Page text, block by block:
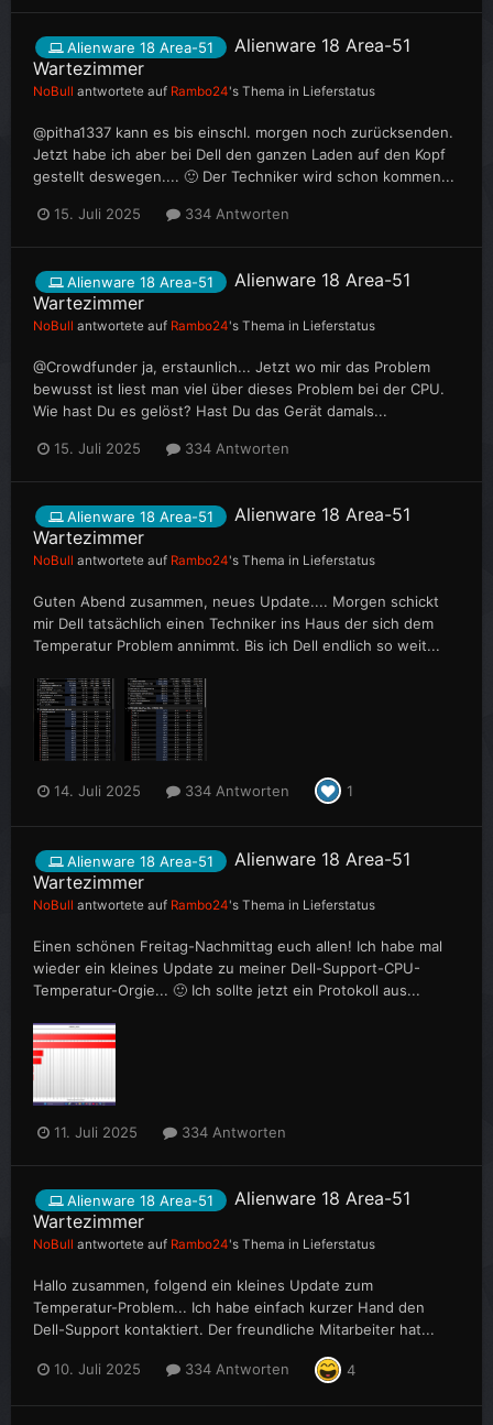
Alienware 18 Area-51
Alienware 18 Area-51
Wartezimmer
NoBull antwortete auf Rambo24's Thema in Lieferstatus
@pitha1337 kann es bis einschl. morgen noch zurücksenden.
Jetzt habe ich aber bei Dell den ganzen Laden auf den Kopf
gestellt deswegen.... 🙂 Der Techniker wird schon kommen...
15. Juli 2025 334 Antworten
Alienware 18 Area-51
Alienware 18 Area-51
Wartezimmer
NoBull antwortete auf Rambo24's Thema in Lieferstatus
@Crowdfunder ja, erstaunlich... Jetzt wo mir das Problem
bewusst ist liest man viel über dieses Problem bei der CPU.
Wie hast Du es gelöst? Hast Du das Gerät damals...
15. Juli 2025 334 Antworten
Alienware 18 Area-51
Alienware 18 Area-51
Wartezimmer
NoBull antwortete auf Rambo24's Thema in Lieferstatus
Guten Abend zusammen, neues Update.... Morgen schickt
mir Dell tatsächlich einen Techniker ins Haus der sich dem
Temperatur Problem annimmt. Bis ich Dell endlich so weit...
14. Juli 2025 334 Antworten 1
Alienware 18 Area-51
Alienware 18 Area-51
Wartezimmer
NoBull antwortete auf Rambo24's Thema in Lieferstatus
Einen schönen Freitag-Nachmittag euch allen! Ich habe mal
wieder ein kleines Update zu meiner Dell-Support-CPU-
Temperatur-Orgie... 🙂 Ich sollte jetzt ein Protokoll aus...
11. Juli 2025 334 Antworten
Alienware 18 Area-51
Alienware 18 Area-51
Wartezimmer
NoBull antwortete auf Rambo24's Thema in Lieferstatus
Hallo zusammen, folgend ein kleines Update zum
Temperatur-Problem... Ich habe einfach kurzer Hand den
Dell-Support kontaktiert. Der freundliche Mitarbeiter hat...
10. Juli 2025 334 Antworten 4